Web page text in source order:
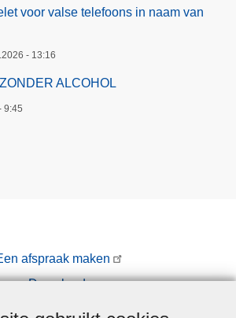
voor valse telefoons in naam van
- 13:16
ALCOHOL
9:45
afspraak maken
Downloads